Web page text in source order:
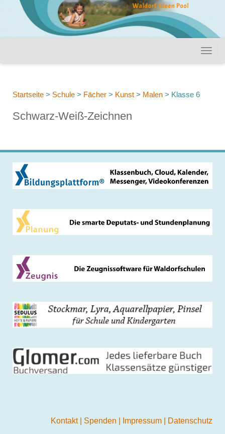
Startseite > Schule > Fächer > Kunst > Malen > Klasse 6
Schwarz-Weiß-Zeichnen
Kontakt Spenden Impressum Datenschutz